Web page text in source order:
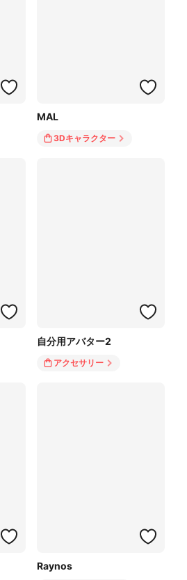
MAL
3Dキャラクター
自分用アバター2
アクセサリー
Raynos